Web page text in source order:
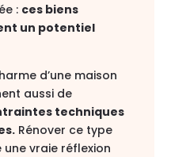
: ces biens
un potentiel
d’une maison
aussi de
techniques
Rénover ce type
vraie réflexion